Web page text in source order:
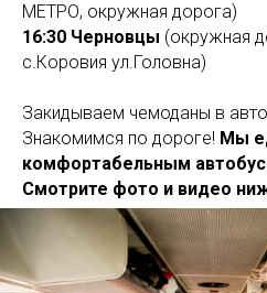
МЕТРО, окружная дорога)
16:30 Черновцы (окружная
с.Коровия ул.Головна)
Закидываем чемоданы в
Знакомимся по дороге! Мы
комфортабельным
Смотрите фото и видео